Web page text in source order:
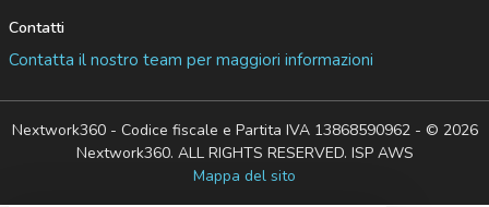
Contatti
Contatta il nostro team per maggiori informazioni
Nextwork360 - Codice fiscale e Partita IVA 13868590962 - © 2026
Nextwork360. ALL RIGHTS RESERVED. ISP AWS
Mappa del sito